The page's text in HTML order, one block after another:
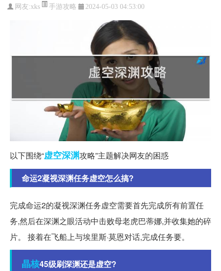
网友:xks 手游攻略 2024-05-03 04:53:00
以下围绕“虚空深渊攻略”主题解决网友的困惑
命运2凝视深渊任务虚空怎么搞?
完成命运2的凝视深渊任务虚空需要首先完成所有前置任
务,然后在深渊之眼活动中击败母老虎巴蒂娜,并收集她的碎
片。 接着在飞船上与埃里斯·莫恩对话,完成任务要。
晶核45级刷深渊还是虚空?